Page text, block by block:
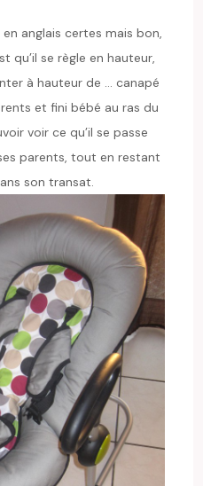
anglais certes mais bon,
qu’il se règle en hauteur,
à hauteur de … canapé
et fini bébé au ras du
voir ce qu’il se passe
parents, tout en restant
son transat.